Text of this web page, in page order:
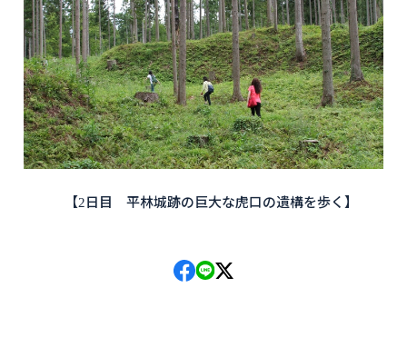
【2日目 平林城跡の巨大な虎口の遺構を歩く】